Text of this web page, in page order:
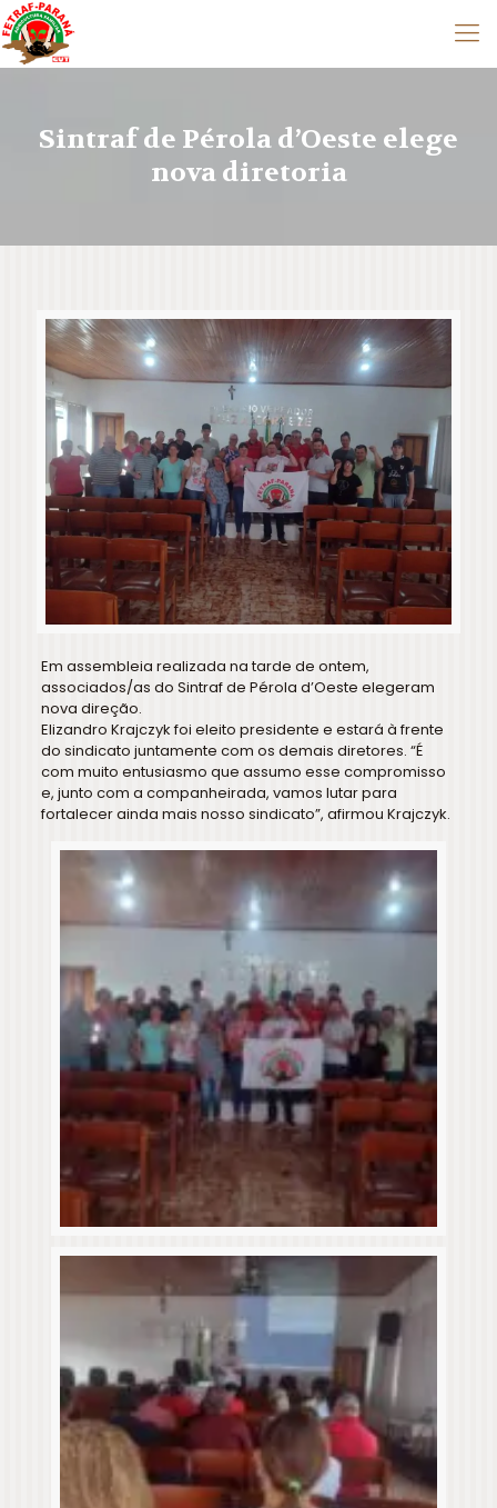
Sintraf de Pérola d’Oeste elege
nova diretoria
Em assembleia realizada na tarde de ontem,
associados/as do Sintraf de Pérola d’Oeste elegeram
nova direção.
Elizandro Krajczyk foi eleito presidente e estará à frente
do sindicato juntamente com os demais diretores. “É
com muito entusiasmo que assumo esse compromisso
e, junto com a companheirada, vamos lutar para
fortalecer ainda mais nosso sindicato”, afirmou Krajczyk.